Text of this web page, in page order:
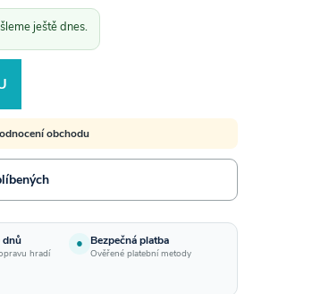
ještě dnes.
obchodu
dnů
hradí
● Bezpečná platba
Ověřené platební metody